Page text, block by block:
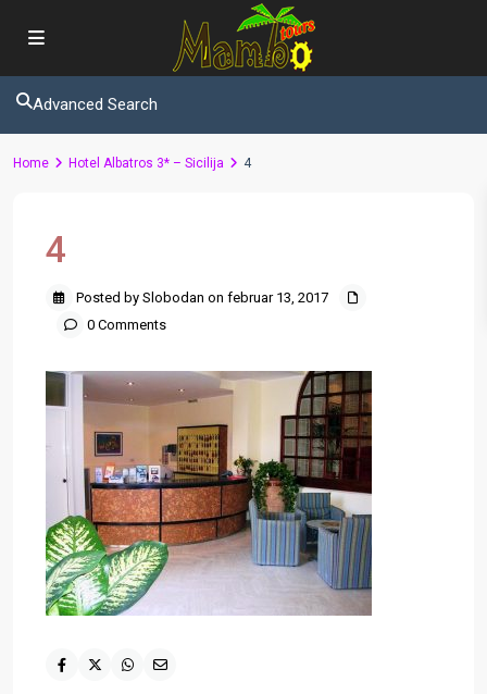
Advanced Search
Home Hotel Albatros 3* – Sicilija 4
4
Posted by Slobodan on februar 13, 2017
0 Comments